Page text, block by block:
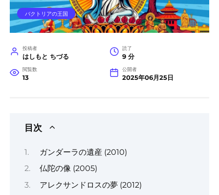
バクトリアの王国
投稿者
はしもと ちづる
読了
9 分
閲覧数
13
公開者
2025年06月25日
目次
ガンダーラの遺産 (2010)
仏陀の像 (2005)
アレクサンドロスの夢 (2012)